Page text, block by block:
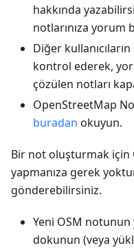
hakkında
notlarınıza yorum
Diğer
kontrol ederek,
çözülen notları
OpenStreetMap
buradan okuyun.
Bir not oluşturmak
yapmanıza gerek
gönderebilirsiniz.
Yeni OSM
dokunun (veya